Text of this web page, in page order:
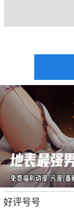
好评号号